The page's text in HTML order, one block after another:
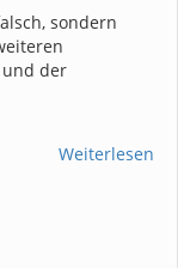
sondern
und der
Weiterlesen